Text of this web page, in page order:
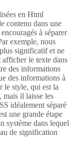
en Html
contenu dans une
à séparer
exemple, nous
significatif et ne
le texte dans
des informations
des informations à
le style, qui est la
mais il laisse les
idéalement séparé
une grande étape
système dans lequel
de signification